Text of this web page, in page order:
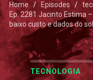
Home Episodes
Ep. 2281 Jacinto Estima
baixo custo e dados do
TECNOLOGIA